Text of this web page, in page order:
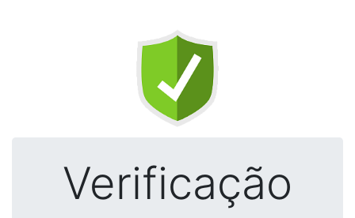
Verificação